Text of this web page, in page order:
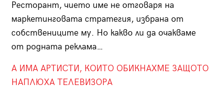
Ресторант, чието име не отговаря на
маркетинговата стратегия, избрана от
собствениците му. Нo какво ли да очакваме
от родната реклама…
A ИМА АРТИСТИ, КОИТО ОБИКНАХМЕ ЗАЩОТО
НАПЛЮХА ТЕЛЕВИЗОРА